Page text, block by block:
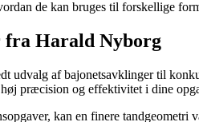
de kan bruges til forskellige
fra Harald Nyborg
udvalg af bajonetsavklinger til
præcision og effektivitet i dine
kan en finere